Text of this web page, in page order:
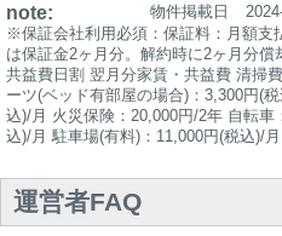
note: 物件掲載日
※保証会社利用必須：保証料：月額
は保証金2ヶ月分。解約時に2ヶ月分
共益費日割 翌月分家賃・共益費 清掃
ーツ(ベッド有部屋の場合)：3,300円(
込)/月 火災保険：20,000円/2年 自転
込)/月 駐車場(有料)：11,000円(税込)/月
運営者FAQ